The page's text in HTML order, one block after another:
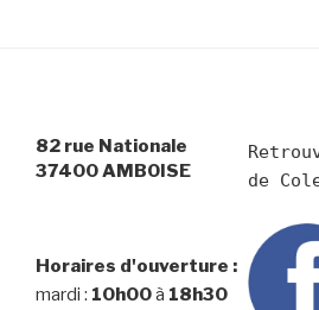
82 rue Nationale
37400 AMBOISE
Horaires d'ouverture :
mardi : 10h00à 18h30